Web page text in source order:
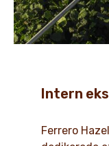
Intern
Ferrero